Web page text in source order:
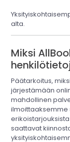
alta.
Miksi
Päätarkoitus,
järjestämään
mahdollinen
ilmoittaaksemme
saattavat